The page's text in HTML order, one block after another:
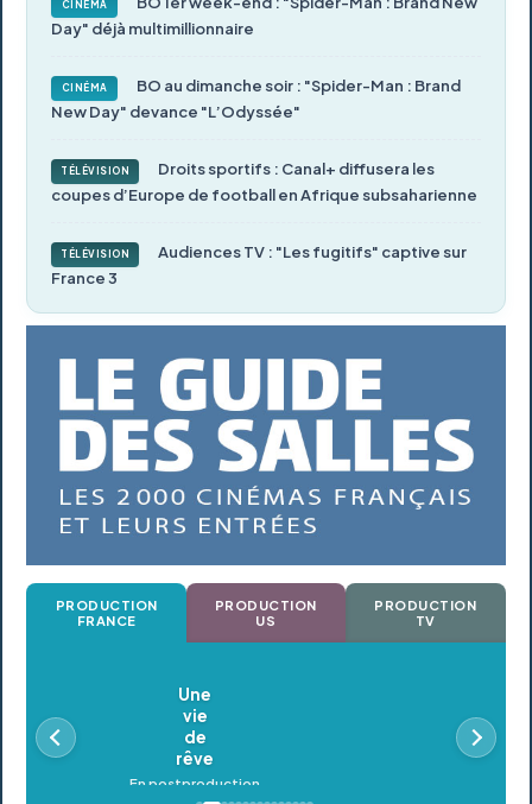
CINÉMA
Day" déjà multimillionnaire
CINÉMA
BO au dimanche soir : "Spider-Man : Brand
New Day" devance "L’Odyssée"
TÉLÉVISION
Droits sportifs : Canal+ diffusera les
coupes d’Europe de football en Afrique subsaharienne
TÉLÉVISION
Audiences TV : "Les fugitifs" captive sur
France 3
PRODUCTION
FRANCE
PRODUCTION
US
PRODUCTION
TV
Oldeupe
En postproduction